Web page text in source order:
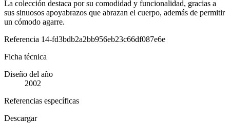
La colección destaca por su comodidad y funcionalidad, gracias a
sus sinuosos apoyabrazos que abrazan el cuerpo, además de permitir
un cómodo agarre.
Referencia 14-fd3bdb2a2bb956eb23c66df087e6e
Ficha técnica
Diseño del año
2002
Referencias específicas
Descargar